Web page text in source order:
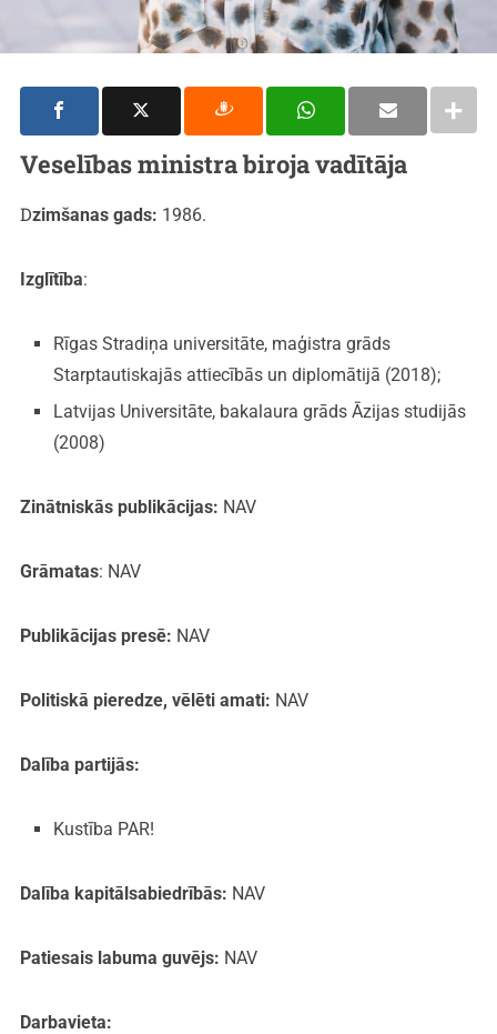
Veselības ministra biroja vadītāja
Dzimšanas gads: 1986.
Izglītība:
Rīgas Stradiņa universitāte, maģistra grāds
Starptautiskajās attiecībās un diplomātijā (2018);
Latvijas Universitāte, bakalaura grāds Āzijas studijās
(2008)
Zinātniskās publikācijas: NAV
Grāmatas: NAV
Publikācijas presē: NAV
Politiskā pieredze, vēlēti amati: NAV
Dalība partijās:
Kustība PAR!
Dalība kapitālsabiedrībās: NAV
Patiesais labuma guvējs: NAV
Darbavieta: